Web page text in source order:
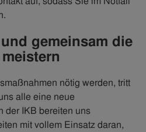
gemeinsam die
nötig werden, tritt
alle eine neue
der IKB bereiten uns
mit vollem Einsatz daran,